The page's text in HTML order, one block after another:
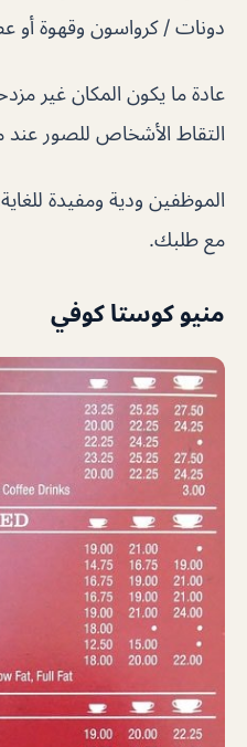
دونات / كرواسون وقهوة أو
عادة ما يكون المكان غير
التقاط الأشخاص للصور
مع طلبك.
منيو كوستا كوفي